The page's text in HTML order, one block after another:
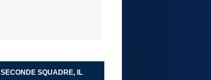
SECONDE SQUADRE, IL